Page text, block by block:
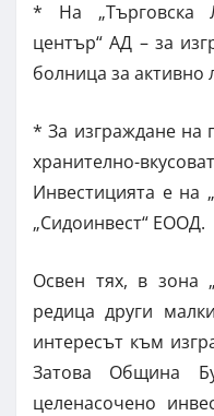
* На „Търговска
център“ АД – за
болница за
* За изграждане на
хранително-
Инвестицията е на
„Сидоинвест“ ЕООД.
Освен тях, в зона
редица други
интересът към
Затова Община
целенасочено